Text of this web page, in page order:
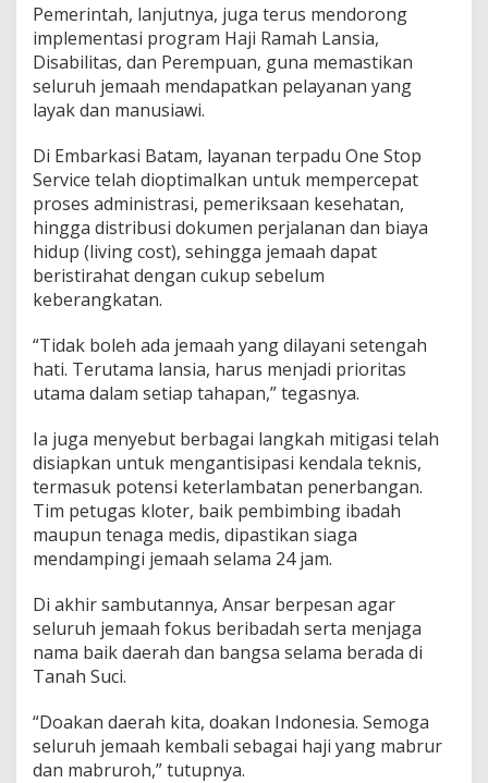
Pemerintah, lanjutnya, juga terus mendorong
implementasi program Haji Ramah Lansia,
Disabilitas, dan Perempuan, guna memastikan
seluruh jemaah mendapatkan pelayanan yang
layak dan manusiawi.
Di Embarkasi Batam, layanan terpadu One Stop
Service telah dioptimalkan untuk mempercepat
proses administrasi, pemeriksaan kesehatan,
hingga distribusi dokumen perjalanan dan biaya
hidup (living cost), sehingga jemaah dapat
beristirahat dengan cukup sebelum
keberangkatan.
“Tidak boleh ada jemaah yang dilayani setengah
hati. Terutama lansia, harus menjadi prioritas
utama dalam setiap tahapan,” tegasnya.
Ia juga menyebut berbagai langkah mitigasi telah
disiapkan untuk mengantisipasi kendala teknis,
termasuk potensi keterlambatan penerbangan.
Tim petugas kloter, baik pembimbing ibadah
maupun tenaga medis, dipastikan siaga
mendampingi jemaah selama 24 jam.
Di akhir sambutannya, Ansar berpesan agar
seluruh jemaah fokus beribadah serta menjaga
nama baik daerah dan bangsa selama berada di
Tanah Suci.
“Doakan daerah kita, doakan Indonesia. Semoga
seluruh jemaah kembali sebagai haji yang mabrur
dan mabruroh,” tutupnya.